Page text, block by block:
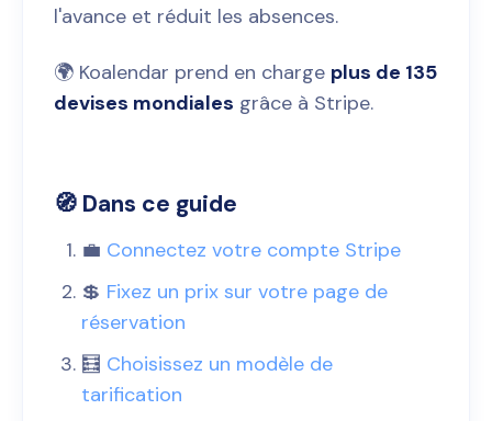
l'avance et réduit les absences.
🌍 Koalendar prend en charge plus de 135
devises mondiales grâce à Stripe.
🧭 Dans ce guide
💼 Connectez votre compte Stripe
💲 Fixez un prix sur votre page de
réservation
🧮 Choisissez un modèle de
tarification